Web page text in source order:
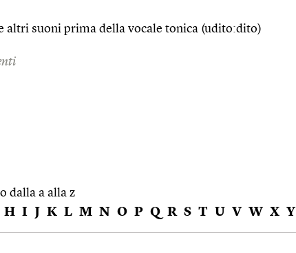
altri suoni prima della vocale tonica (udito:dito)
dalla a alla z
H I J K L M N O P Q R S T U V W X Y